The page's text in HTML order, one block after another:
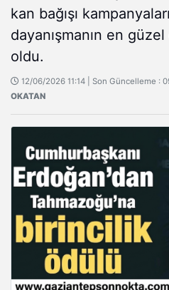
kan bağışı
dayanışmanın en
oldu.
12/06/2026 11:14 | Son Güncelleme :
OKATAN